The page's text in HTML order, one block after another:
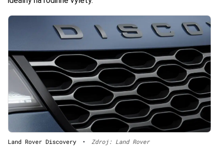
Land Rover Discovery • Zdroj: Land Rover